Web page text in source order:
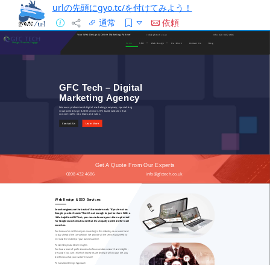
urlの先頭にgyo.tc/を付けてみよう！
通常
依頼